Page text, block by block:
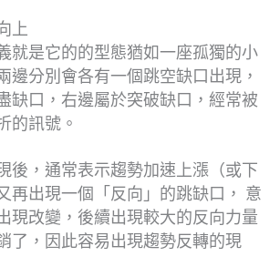
上
就是它的的型態猶如一座孤獨的小
邊分別會各有一個跳空缺口出現，
缺口，右邊屬於突破缺口，經常被
的訊號。
後，通常表示趨勢加速上漲（或下
再出現一個「反向」的跳缺口， 意
現改變，後續出現較大的反向力量
了，因此容易出現趨勢反轉的現